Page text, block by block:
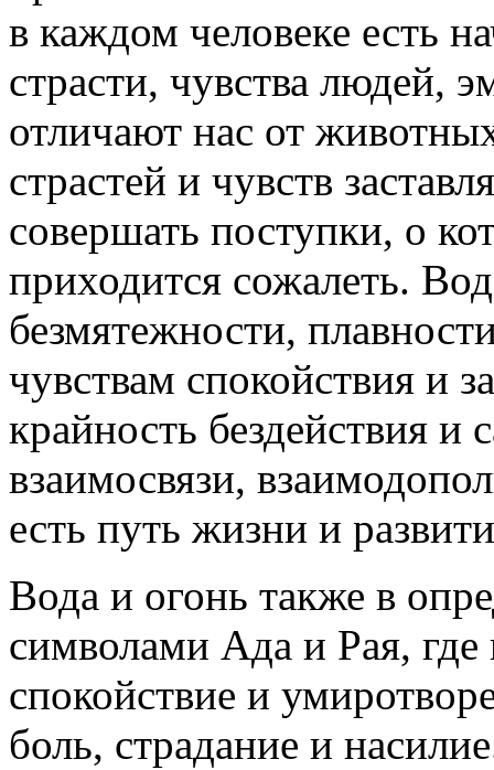
в каждом человеке есть
страсти, чувства людей,
отличают нас от
страстей и чувств
совершать поступки, о
приходится сожалеть.
безмятежности,
чувствам спокойствия и
крайность бездействия и
взаимосвязи,
есть путь жизни и
Вода и огонь также в
символами Ада и Рая, где
спокойствие и
боль, страдание и